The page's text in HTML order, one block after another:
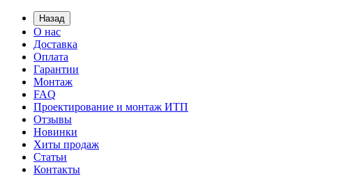
Назад
О нас
Доставка
Оплата
Гарантии
Монтаж
FAQ
Проектирование и монтаж ИТП
Отзывы
Новинки
Хиты продаж
Статьи
Контакты